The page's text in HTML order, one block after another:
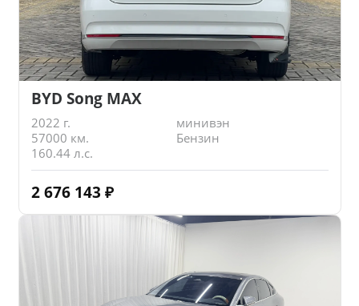
BYD Song MAX
2022 г.
минивэн
57000 км.
Бензин
160.44 л.с.
2 676 143 ₽